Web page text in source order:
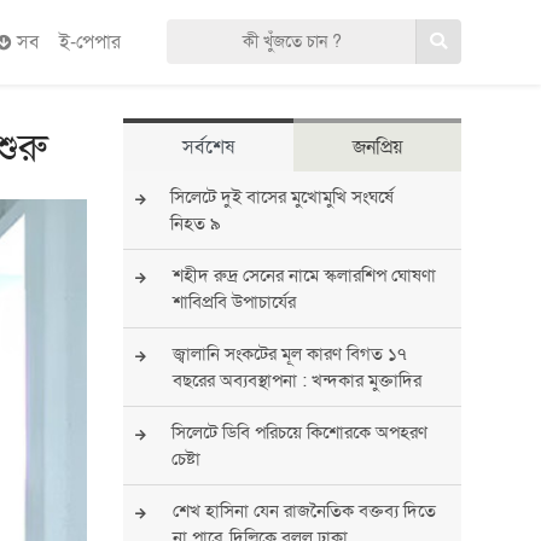
সব ই-পেপার
শুরু সর্বশেষ জনপ্রিয়
সিলেটে দুই বাসের মুখোমুখি সংঘর্ষে
নিহত ৯
শহীদ রুদ্র সেনের নামে স্কলারশিপ ঘোষণা
শাবিপ্রবি উপাচার্যের
জ্বালানি সংকটের মূল কারণ বিগত ১৭
বছরের অব্যবস্থাপনা : খন্দকার মুক্তাদির
সিলেটে ডিবি পরিচয়ে কিশোরকে অপহরণ
চেষ্টা
শেখ হাসিনা যেন রাজনৈতিক বক্তব্য দিতে